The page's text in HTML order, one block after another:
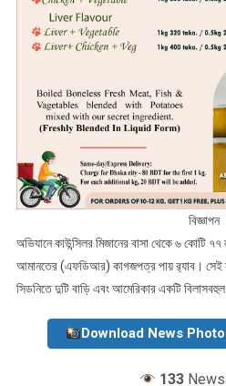
বিজ্ঞাপন
অভিযানে কাউন্সিলর মিজানের বাসা থেকে ৬ কোটি
আমানতের (এফডিআর) কাগজপত্র পায় র‌্যাব। সেই
সিডনিতে দুটি বাড়ি এবং আমেরিকার একটি
Download News
133